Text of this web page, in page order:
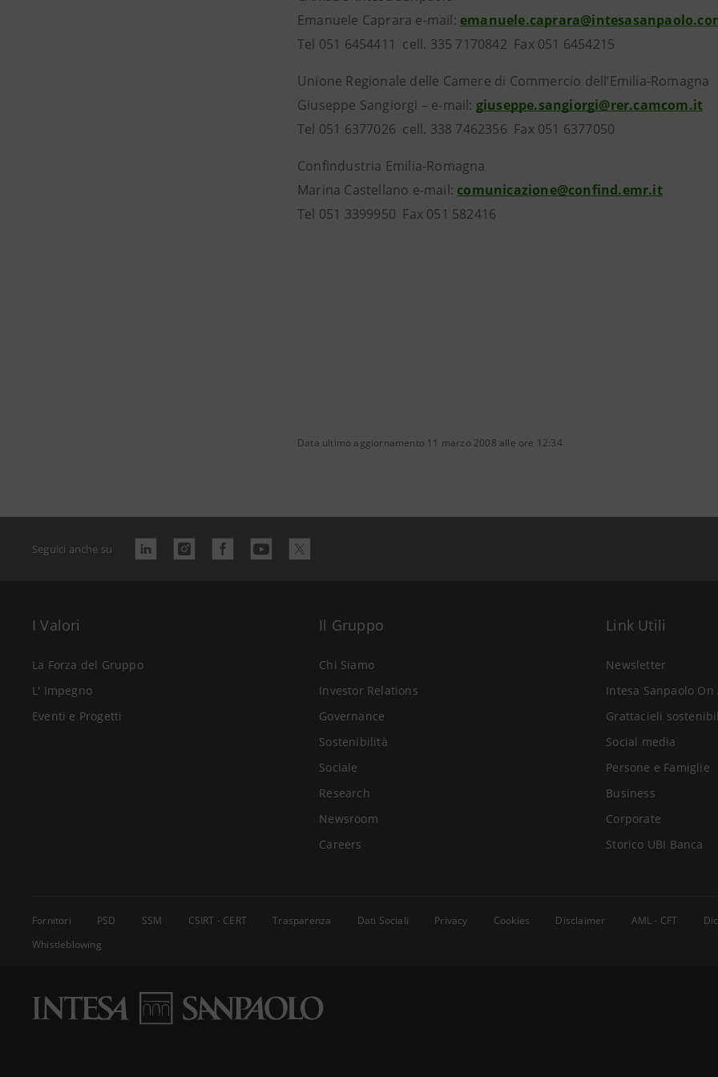
Emanuele Caprara e-mail:
Tel 051 6454411 cell. 335 7170842 Fax 051 6454215
Unione Regionale delle Camere di Commercio dell’Emilia-Romagna
Giuseppe Sangiorgi – e-mail: giuseppe.sangiorgi@rer.camcom.it
Tel 051 6377026 cell. 338 7462356 Fax 051 6377050
Confindustria Emilia-Romagna
Marina Castellano e-mail: comunicazione@confind.emr.it
Tel 051 3399950 Fax 051 582416
Data ultimo aggiornamento 11 marzo 2008 alle ore 12:34
Seguici anche su
I Valori
La Forza del Gruppo
L' Impegno
Eventi e Progetti
Il Gruppo
Chi Siamo
Investor Relations
Governance
Sostenibilità
Sociale
Research
Newsroom
Careers
Link Utili
Newsletter
Intesa Sanpaolo On
Grattacieli
Social media
Persone e Famiglie
Business
Corporate
Storico UBI Banca
Fornitori PSD SSM CSIRT - CERT Trasparenza Dati Sociali Privacy Cookies Disclaimer AML - CFT
Whistleblowing